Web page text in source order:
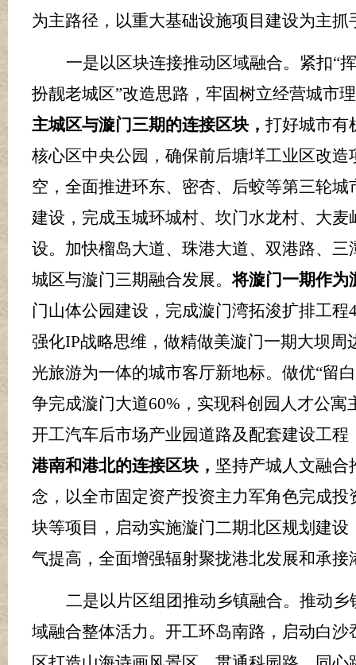
为主路径， 以重大基础设施项目建设为主
一是以区块连接推动区域融合。 紧扣“
扮靓老城区”改造思路，牢固树立经营城市
主城区与漩门三期的连接区块， 打好城市有
核心区中央公园，确保前后塘垟工业区改
空，全面推进环东、密杏、后蛟等第三轮
建设，完成玉城环城村、坎门水龙村、大
设。加快榴岛大道、珠港大道、双港路、
城区与漩门三期融合发展。将漩门一期作为
门山体公园建设，完成漩门湾拓浚扩排工程
强化IP战略思维，做精做美漩门一期大坝
光旅游为一体的城市客厅新地标。做优“留
争完成漩门大道60% ，实现科创园人才公寓
开工汽车后市场产业园道路及配套建设工
港南和港北的连接区块， 坚持产城人文融
念，以全市固定资产投资主力军角色完成投
块等项目，启动实施漩门二期北区规划建
气提高，全面增强辐射聚拢港北发展和承
二是以片区组团推动乡镇融合。 推动乡
域融合整体活力。开工环岛南路，启动白